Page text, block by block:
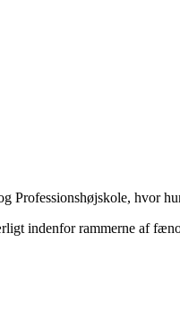
Professionshøjskole, hvor
indenfor rammerne af